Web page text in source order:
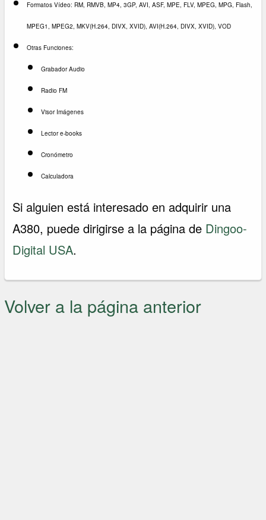
Formatos Vídeo: RM, RMVB, MP4, 3GP, AVI, ASF, MPE, FLV, MPEG, MPG, Flash,
MPEG1, MPEG2, MKV(H.264, DIVX, XVID), AVI(H.264, DIVX, XVID), VOD
Otras Funciones:
Grabador Audio
Radio FM
Visor Imágenes
Lector e-books
Cronómetro
Calculadora
Si alguien está interesado en adquirir una
A380, puede dirigirse a la página de Dingoo-
Digital USA.
Volver a la página anterior